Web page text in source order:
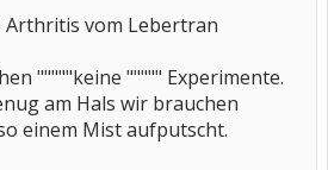
Arthritis vom Lebertran
"""""keine """"" Experimente.
am Hals wir brauchen
einem Mist aufputscht.